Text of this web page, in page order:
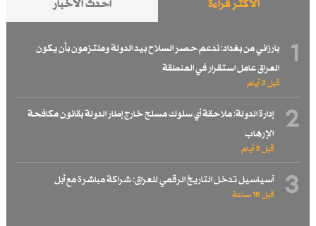
الأكثر قراءة احدث الاخبار
1
بارزاني من بغداد: ندعم حصر السلاح بيد الدولة وملتزمون بأن يكون
العراق عامل استقرار في المنطقة
قبل 3 أيام
2
إدارة الدولة: ملاحقة أي سلوك مسلح خارج إطار الدولة بقانون مكافحة
الإرهاب
قبل 3 أيام
3 آسياسيل تدخل التاريخ الرقمي للعراق: شراكة مباشرة مع أبل
قبل 18 ساعة